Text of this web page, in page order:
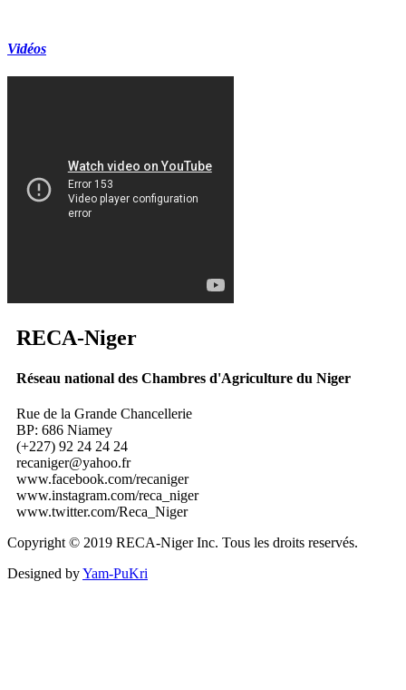
Vidéos
RECA-Niger
Réseau national des Chambres d'Agriculture du Niger
Rue de la Grande Chancellerie
BP: 686 Niamey
(+227) 92 24 24 24
recaniger@yahoo.fr
www.facebook.com/recaniger
www.instagram.com/reca_niger
www.twitter.com/Reca_Niger
Copyright © 2019 RECA-Niger Inc. Tous les droits reservés.
Designed byYam-PuKri